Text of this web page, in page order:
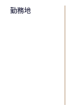
勤務地